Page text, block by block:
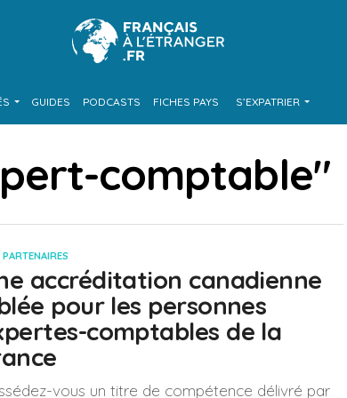
GUIDES PODCASTS FICHES PAYS S’EXPATRIER
comptable"
accréditation canadienne
pour les personnes
comptables de la
vous un titre de compétence délivré par